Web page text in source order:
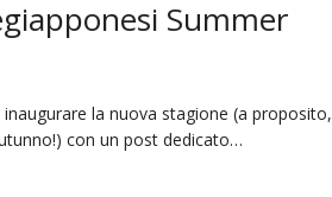
Summer
la nuova stagione (a proposito,
con un post dedicato…